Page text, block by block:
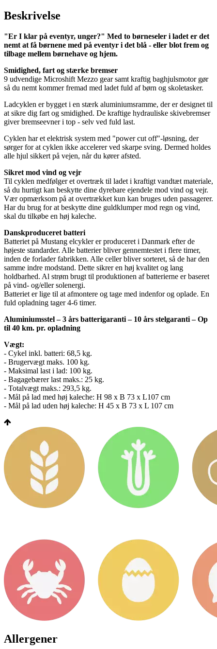
Beskrivelse
"Er I klar på eventyr, unger?" Med to børneseler i ladet er det
nemt at få børnene med på eventyr i det blå - eller blot frem og
tilbage mellem børnehave og hjem.
Smidighed, fart og stærke bremser
9 udvendige Microshift Mezzo gear samt kraftig baghjulsmotor gør
så du nemt kommer fremad med ladet fuld af børn og skoletasker.
Ladcyklen er bygget i en stærk aluminiumsramme, der er designet til
at sikre dig fart og smidighed. De kraftige hydrauliske skivebremser
giver bremseevner i top - selv ved fuld last.
Cyklen har et elektrisk system med "power cut off"-løsning, der
sørger for at cyklen ikke accelerer ved skarpe sving. Dermed holdes
alle hjul sikkert på vejen, når du kører afsted.
Sikret mod vind og vejr
Til cyklen medfølger et overtræk til ladet i kraftigt vandtæt materiale,
så du hurtigt kan beskytte dine dyrebare ejendele mod vind og vejr.
Vær opmærksom på at overtrækket kun kan bruges uden passagerer.
Har du brug for at beskytte dine guldklumper mod regn og vind,
skal du tilkøbe en høj kaleche.
Danskproduceret batteri
Batteriet på Mustang elcykler er produceret i Danmark efter de
højeste standarder. Alle batterier bliver gennemtestet i flere timer,
inden de forlader fabrikken. Alle celler bliver sorteret, så de har den
samme indre modstand. Dette sikrer en høj kvalitet og lang
holdbarhed. Al strøm brugt til produktionen af batterierne er baseret
på vind- og/eller solenergi.
Batteriet er lige til at afmontere og tage med indenfor og oplade. En
fuld opladning tager 4-6 timer.
Aluminiumsstel – 3 års batterigaranti – 10 års stelgaranti – Op
til 40 km. pr. opladning
Vægt:
- Cykel inkl. batteri: 68,5 kg.
- Brugervægt maks. 100 kg.
- Maksimal last i lad: 100 kg.
- Bagagebærer last maks.: 25 kg.
- Totalvægt maks.: 293,5 kg.
- Mål på lad med høj kaleche: H 98 x B 73 x L107 cm
- Mål på lad uden høj kaleche: H 45 x B 73 x L 107 cm
Allergener